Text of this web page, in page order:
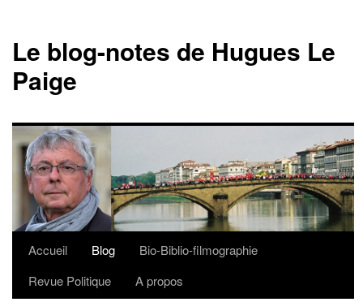
Le blog-notes de Hugues Le
Paige
Aller
Accueil Blog
Bio-Biblio-filmographie
Revue Politique
A propos